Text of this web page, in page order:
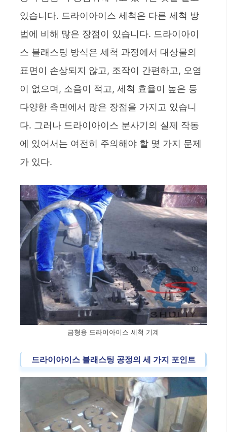
있습니다. 드라이아이스 세척은 다른 세척 방
법에 비해 많은 장점이 있습니다. 드라이아이
스 블래스팅 방식은 세척 과정에서 대상물의
표면이 손상되지 않고, 조작이 간편하고, 오염
이 없으며, 소음이 적고, 세척 효율이 높은 등
다양한 측면에서 많은 장점을 가지고 있습니
다. 그러나 드라이아이스 분사기의 실제 작동
에 있어서는 여전히 주의해야 할 몇 가지 문제
가 있다.
금형용 드라이아이스 세척 기계
드라이아이스 블래스팅 공정의 세 가지 포인트